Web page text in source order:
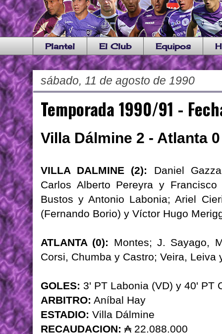
Plantel El Club Equipos
sábado, 11 de agosto de 1990
Temporada 1990/91 -
Villa Dálmine 2 - Atlanta 0
VILLA DALMINE (2):
Daniel
Carlos Alberto Pereyra y
Bustos y Antonio Labonia; Ariel
(Fernando Borio) y Víctor Hugo
ATLANTA (0):
Montes; J. Sayago,
Corsi, Chumba y Castro; Veira, Leiva
GOLES: 3' PT Labonia (VD) y 40' PT
ARBITRO: Aníbal Hay
ESTADIO: Villa Dálmine
RECAUDACION: ₳ 22.088.000